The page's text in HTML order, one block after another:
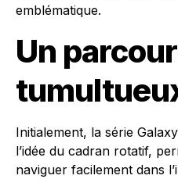
emblématique.
Un
Initialement, la série
l’idée du cadran rotatif,
naviguer facilement dans